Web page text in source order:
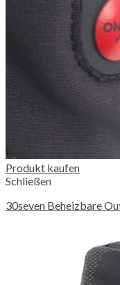
Produkt kaufen
Schließen
30seven Beheizbare